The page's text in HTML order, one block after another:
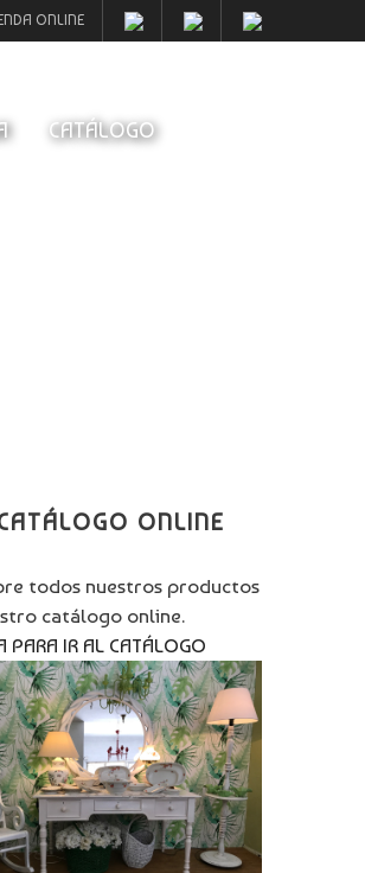
ONLINE
CATÁLOGO
ONLINE
todos nuestros productos
catálogo online.
PARA IR AL CATÁLOGO